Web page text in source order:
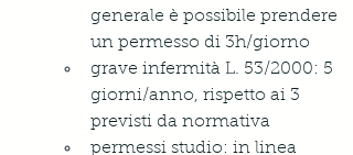
generale è possibile prendere
un permesso di 3h/giorno
grave infermità L. 53/2000: 5
giorni/anno, rispetto ai 3
previsti da normativa
permessi studio: in linea